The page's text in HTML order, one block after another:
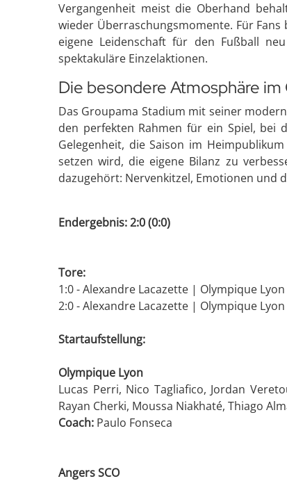
Vergangenheit meist die Oberhand
wieder Überraschungsmomente. Für
eigene Leidenschaft für den Fußball
spektakuläre Einzelaktionen.
Die besondere Atmosphäre
Das Groupama Stadium mit seiner
den perfekten Rahmen für ein Spiel,
Gelegenheit, die Saison im
setzen wird, die eigene Bilanz zu
dazugehört: Nervenkitzel, Emotionen und
Endergebnis: 2:0 (0:0)
Tore:
1:0 - Alexandre Lacazette | Olympique
2:0 - Alexandre Lacazette | Olympique Lyon
Startaufstellung:
Olympique Lyon
Lucas Perri, Nico Tagliafico, Jordan
Rayan Cherki, Moussa Niakhaté, Thiago
Coach: Paulo Fonseca
Angers SCO